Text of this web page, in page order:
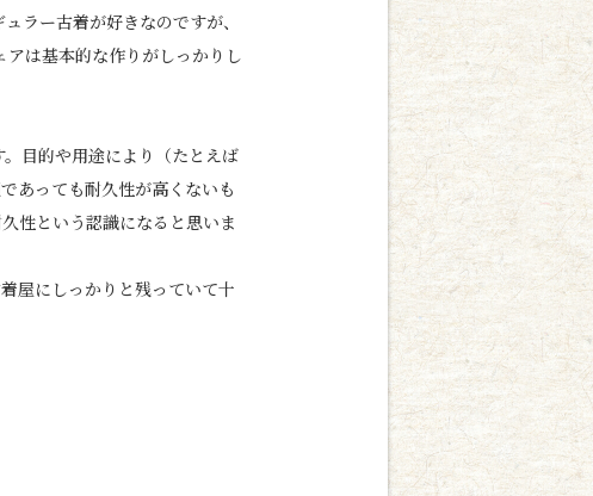
ラー古着が好きなのですが、
は基本的な作りがしっかりし
目的や用途により（たとえば
あっても耐久性が高くないも
性という認識になると思いま
屋にしっかりと残っていて十